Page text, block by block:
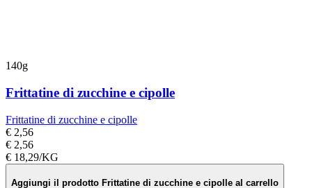
140g
Frittatine di zucchine e cipolle
Frittatine di zucchine e cipolle
€ 2,56
€ 2,56
€ 18,29/KG
Aggiungi il prodotto Frittatine di zucchine e cipolle al carrello